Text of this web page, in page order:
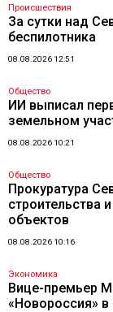
Происшествия
За сутки над
беспилотника
08.08.2026 12:51
Общество
ИИ выписал
земельном
08.08.2026 10:21
Общество
Прокуратура
строительства
объектов
08.08.2026 10:16
Экономика
Вице-премьер
«Новороссия»